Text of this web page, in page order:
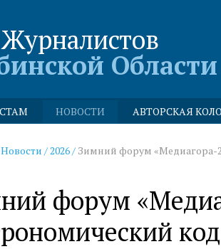
Области
НОВОСТИ АВТОРСКАЯ
Новости /2026/ Зимний форум «Медиагора-
форум